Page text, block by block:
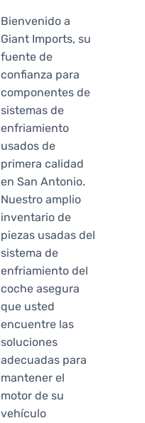
Bienvenido a
Giant Imports, su
fuente de
confianza para
componentes de
sistemas de
enfriamiento
usados de
primera calidad
en San Antonio.
Nuestro amplio
inventario de
piezas usadas del
sistema de
enfriamiento del
coche asegura
que usted
encuentre las
soluciones
adecuadas para
mantener el
motor de su
vehículo